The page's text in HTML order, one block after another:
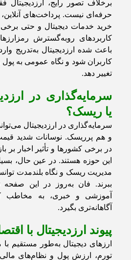
برخلاف تصور رایج، ارزدیجیتال
حرفه‌ای نیست. پرداخت‌های آنلاین،
خرید خدمات دیجیتال و حتی برخی
کاربردهای رو‌به‌گسترش
باعث شده ارزدیجیتال به‌تدریج
کاربران شود و نگاه عمومی به پول
تغییر دهد.
سرمایه‌گذاری در
یا ریسک؟
سرمایه‌گذاری در ارزدیجیتال
و هم پرریسک. نوسانات شدید
در برخی کشورها و تأثیر اخبار بر
این حوزه هستند. در عین حال،
مدیریت ریسک و نگاه بلندمدت
ببرند. فان به‌روز در این صفحه
آموزشی و خبری، به مخاطب
آگاهانه‌تری بگیرد.
پیوند ارزدیجیتال با
ارزهای دیجیتال به‌طور مستقیم با
تورم، ارزش پول و نظام‌های مالی